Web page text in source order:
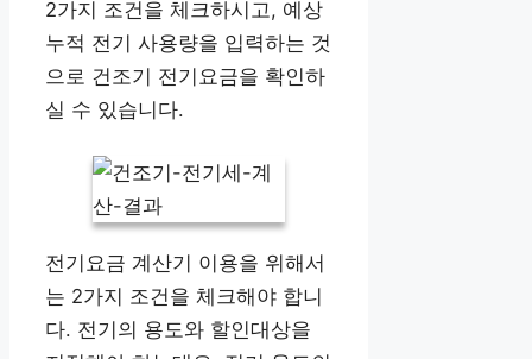
2가지 조건을 체크하시고, 예상
누적 전기 사용량을 입력하는 것
으로 건조기 전기요금을 확인하
실 수 있습니다.
전기요금 계산기 이용을 위해서
는 2가지 조건을 체크해야 합니
다. 전기의 용도와 할인대상을